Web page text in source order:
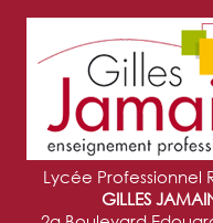
Lycée Professionnel
GILLES